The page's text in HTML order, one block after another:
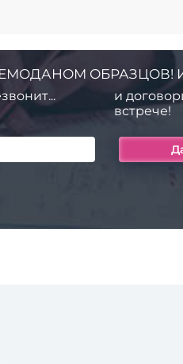
ОБРАЗЦОВ!
и
встрече!